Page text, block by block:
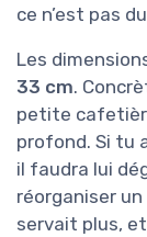
ce n’est pas
Les
33 cm.
petite
profond. Si tu
il faudra lui
réorganiser
servait plus,